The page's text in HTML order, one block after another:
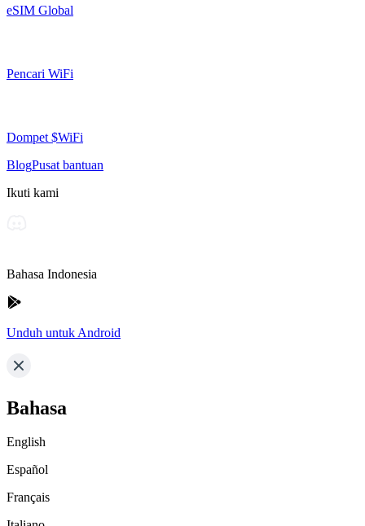
eSIM Global
Pencari WiFi
Dompet $WiFi
BlogPusat bantuan
Ikuti kami
Bahasa Indonesia
Unduh untuk Android
Bahasa
English
Español
Français